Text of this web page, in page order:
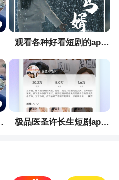
的功能，增添不同的道
还有很多的素材可以使
片美化的更加的好看，一观看各种好看短剧的app合集
合集 极品医圣许长生短剧app合集